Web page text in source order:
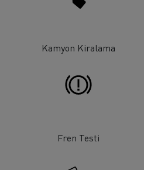
Kamyon Kiralama
Fren Testi